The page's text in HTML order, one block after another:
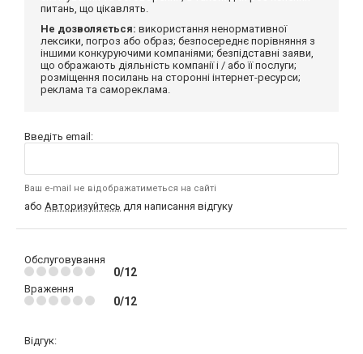
питань, що цікавлять.
Не дозволяється: використання ненормативної
лексики, погроз або образ; безпосереднє порівняння з
іншими конкуруючими компаніями; безпідставні заяви,
що ображають діяльність компанії і / або її послуги;
розміщення посилань на сторонні інтернет-ресурси;
реклама та самореклама.
Введіть email:
Ваш e-mail не відображатиметься на сайті
або Авторизуйтесь для написання відгуку
Обслуговування
0/12
Враження
0/12
Відгук: